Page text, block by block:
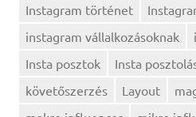
Instagram történet
instagram vállalkozásoknak
Insta posztok
Insta
követőszerzés
Layout